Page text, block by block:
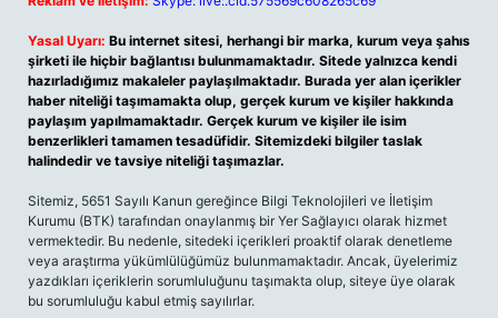
Yasal Uyarı: Bu internet sitesi, herhangi bir marka, kurum veya şahıs
şirketi ile hiçbir bağlantısı bulunmamaktadır. Sitede yalnızca kendi
hazırladığımız makaleler paylaşılmaktadır. Burada yer alan içerikler
haber niteliği taşımamakta olup, gerçek kurum ve kişiler hakkında
paylaşım yapılmamaktadır. Gerçek kurum ve kişiler ile isim
benzerlikleri tamamen tesadüfidir. Sitemizdeki bilgiler taslak
halindedir ve tavsiye niteliği taşımazlar.
Sitemiz, 5651 Sayılı Kanun gereğince Bilgi Teknolojileri ve İletişim
Kurumu (BTK) tarafından onaylanmış bir Yer Sağlayıcı olarak hizmet
vermektedir. Bu nedenle, sitedeki içerikleri proaktif olarak denetleme
veya araştırma yükümlülüğümüz bulunmamaktadır. Ancak, üyelerimiz
yazdıkları içeriklerin sorumluluğunu taşımakta olup, siteye üye olarak
bu sorumluluğu kabul etmiş sayılırlar.